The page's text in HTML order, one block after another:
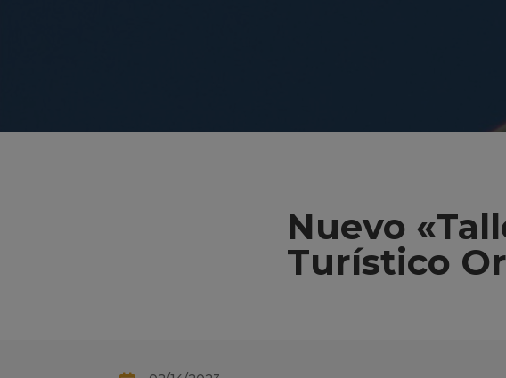
Nuevo
Turístico